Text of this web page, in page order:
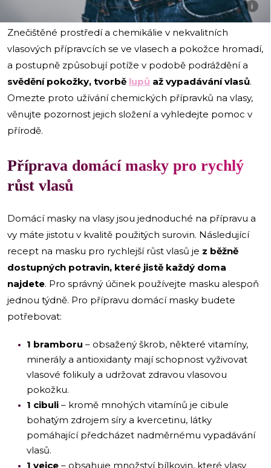
i
Znečištěné prostředí a chemikálie v nekvalitních
vlasových přípravcích se ve vlasech a pokožce hromadí,
a postupně způsobují potíže v podobě podráždění a
svědění pokožky, tvorbě lupů až vypadávání vlasů.
Omezte proto užívání chemických přípravků na vlasy,
věnujte pozornost jejich složení a vyhledejte pomoc v
přírodě.
Příprava domácí masky pro rychlý
růst vlasů
Domácí masky na vlasy jsou jednoduché na přípravu a
vy máte jistotu v kvalitě použitých surovin. Následující
recept na masku pro rychlejší růst vlasů je z běžně
dostupných potravin, které jistě každý doma
najdete. Pro správný účinek používejte masku alespoň
jednou týdně. Pro přípravu domácí masky budete
potřebovat:
1 bramboru – obsažený škrob, některé vitamíny,
minerály a antioxidanty mají schopnost vyživovat
vlasové folikuly a udržovat zdravou vlasovou
pokožku.
1 cibuli – kromě mnohých vitamínů je cibule
bohatým zdrojem síry a kvercetinu, látky
pomáhající předcházet nadměrnému vypadávání
vlasů.
1 vejce – obsahuje množství bílkovin, které vlasy